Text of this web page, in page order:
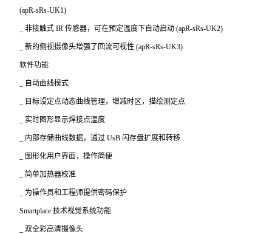
(apR-sRs-UK1)
_非接触式 IR 传感器，可在预定温度下自动启动 (apR-sRs-UK2)
_新的侧视摄像头增强了回流可视性 (apR-sRs-UK3)
软件功能
自动曲线模式
目标设定点动态曲线管理，增减时区，描绘测定点
_实时图形显示焊接点温度
内部存储曲线数据，通过 UsB 闪存盘扩展和转移
图形化用户界面，操作简便
_简单加热器校准
为操作员和工程师提供密码保护
Smartplace技术视觉系统功能
_双全彩高清摄像头